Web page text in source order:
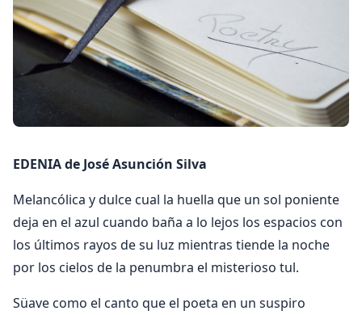
EDENIA de José Asunción Silva
Melancólica y dulce cual la huella que un sol poniente
deja en el azul cuando baña a lo lejos los espacios con
los últimos rayos de su luz mientras tiende la noche
por los cielos de la penumbra el misterioso tul.
Süave como el canto que el poeta en un suspiro